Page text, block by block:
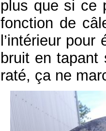
plus que si ce
fonction de
l’intérieur
bruit en tapant
raté, ça ne